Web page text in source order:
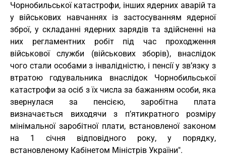
Чорнобильської катастрофи, інших ядерних аварій та
у військових навчаннях із застосуванням ядерної
зброї, у складанні ядерних зарядів та здійсненні на
них регламентних робіт під час проходження
військової служби (військових зборів), внаслідок
чого стали особами з інвалідністю, і пенсії у зв’язку з
втратою годувальника внаслідок Чорнобильської
катастрофи за осіб з їх числа за бажанням особи, яка
звернулася за пенсією, заробітна плата
визначається виходячи з п’ятикратного розміру
мінімальної заробітної плати, встановленої законом
на 1 січня відповідного року, у порядку,
встановленому Кабінетом Міністрів України".